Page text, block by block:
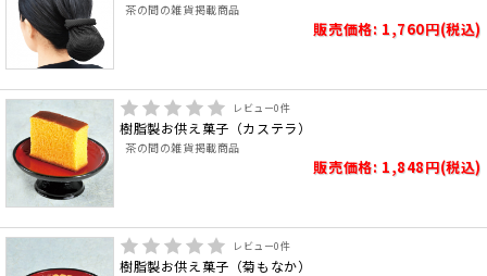
茶の間の雑貨掲載商品
販売価格: 1,760円(税込)
レビュー0件
樹脂製お供え菓子（カステラ）
茶の間の雑貨掲載商品
販売価格: 1,848円(税込)
レビュー0件
樹脂製お供え菓子（菊もなか）